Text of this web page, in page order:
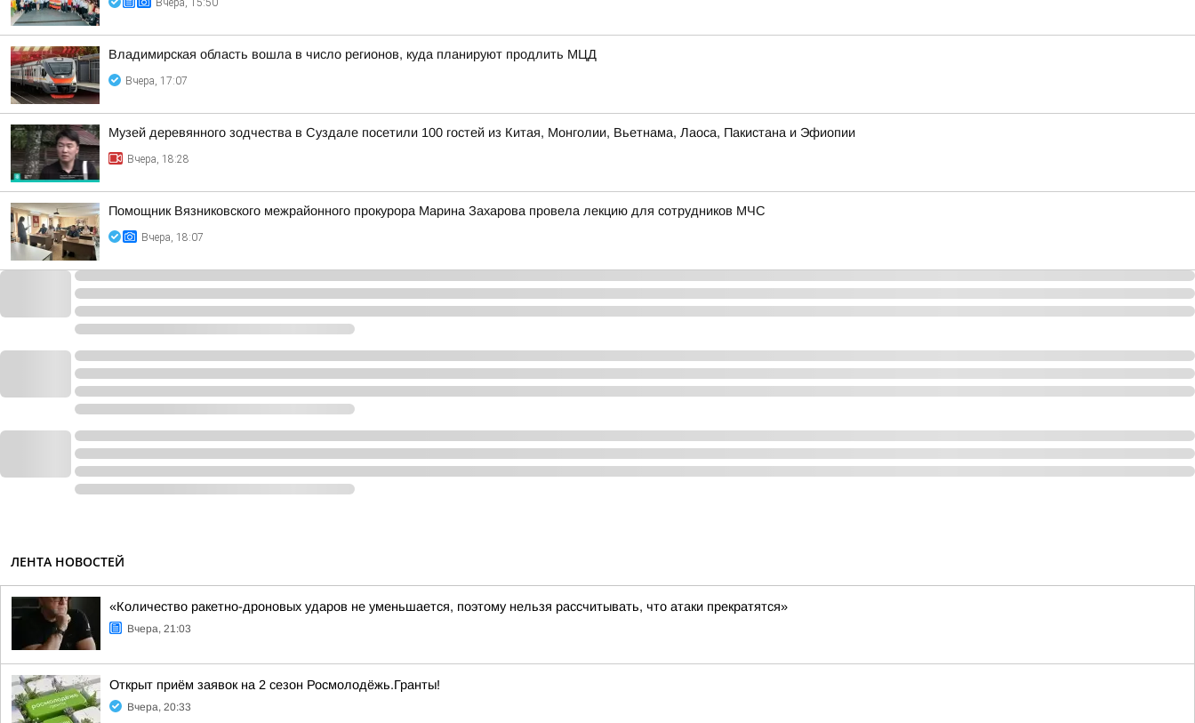
Вчера, 15:50
Владимирская область вошла в число регионов, куда планируют продлить МЦД
Вчера, 17:07
Музей деревянного зодчества в Суздале посетили 100 гостей из Китая, Монголии, Вьетнама, Лаоса, Пакистана и Эфиопии
Вчера, 18:28
Помощник Вязниковского межрайонного прокурора Марина Захарова провела лекцию для сотрудников МЧС
Вчера, 18:07
ЛЕНТА НОВОСТЕЙ
«Количество ракетно-дроновых ударов не уменьшается, поэтому нельзя рассчитывать, что атаки прекратятся»
Вчера, 21:03
Открыт приём заявок на 2 сезон Росмолодёжь.Гранты!
Вчера, 20:33